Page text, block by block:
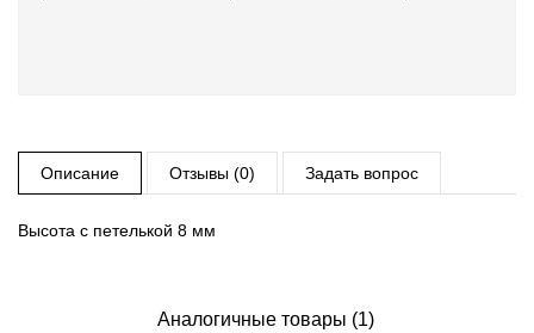
Описание Отзывы (0) Задать вопрос
Высота с петелькой 8 мм
Аналогичные товары (1)